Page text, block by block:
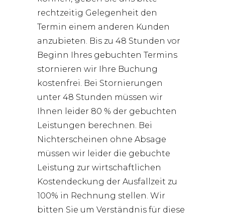
rechtzeitig Gelegenheit den
Termin einem anderen Kunden
anzubieten. Bis zu 48 Stunden vor
Beginn Ihres gebuchten Termins
stornieren wir Ihre Buchung
kostenfrei. Bei Stornierungen
unter 48 Stunden müssen wir
Ihnen leider 80 % der gebuchten
Leistungen berechnen. Bei
Nichterscheinen ohne Absage
müssen wir leider die gebuchte
Leistung zur wirtschaftlichen
Kostendeckung der Ausfallzeit zu
100% in Rechnung stellen. Wir
bitten Sie um Verständnis für diese